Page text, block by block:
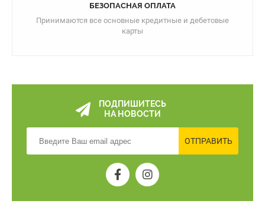
БЕЗОПАСНАЯ ОПЛАТА
Принимаются все основные кредитные и дебетовые
карты
ПОДПИШИТЕСЬ
НА НОВОСТИ
ОТПРАВИТЬ